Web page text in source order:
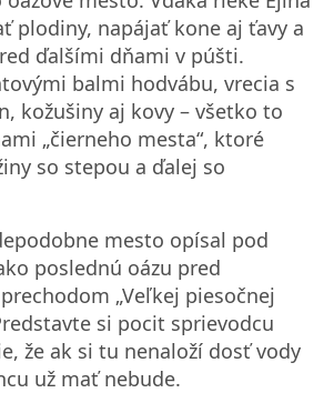
plodiny, napájať kone aj ťavy a
ďalšími dňami v púšti.
balmi hodvábu, vrecia s
kožušiny aj kovy – všetko to
„čierneho mesta“, ktoré
so stepou a ďalej so
mesto opísal pod
poslednú oázu pred
„Veľkej piesočnej
si pocit sprievodcu
že ak si tu nenaloží dosť vody
už mať nebude.